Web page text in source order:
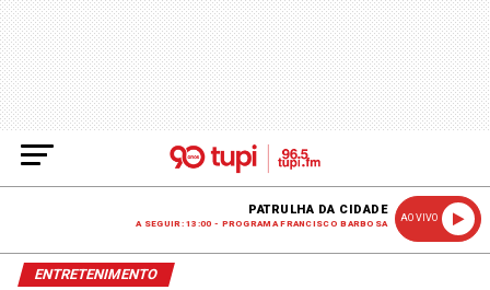
PATRULHA DA CIDADE
A SEGUIR: 13:00 - PROGRAMA FRANCISCO BARBOSA
AO VIVO
ENTRETENIMENTO